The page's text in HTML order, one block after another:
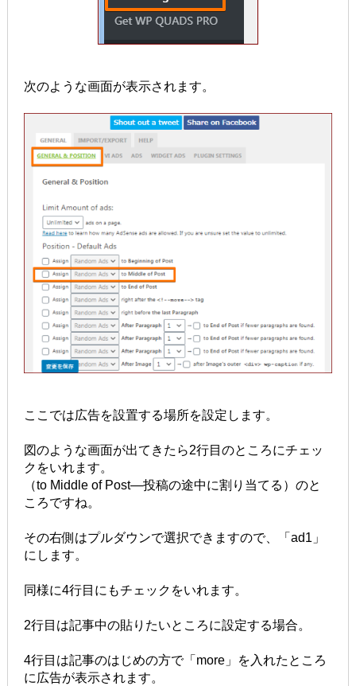
次のような画面が表示されます。
ここでは広告を設置する場所を設定します。
図のような画面が出てきたら2行目のところにチェッ
クをいれます。
（to Middle of Post―投稿の途中に割り当てる）のと
ころですね。
その右側はプルダウンで選択できますので、「ad1」
にします。
同様に4行目にもチェックをいれます。
2行目は記事中の貼りたいところに設定する場合。
4行目は記事のはじめの方で「more」を入れたところ
に広告が表示されます。